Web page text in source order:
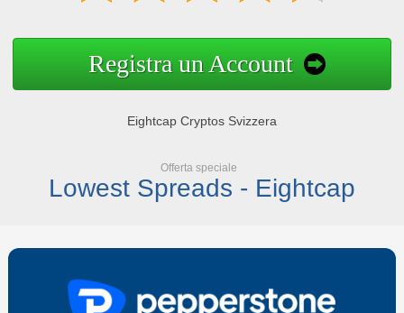
Registra un Account
Eightcap Cryptos Svizzera
Offerta speciale
Lowest Spreads - Eightcap